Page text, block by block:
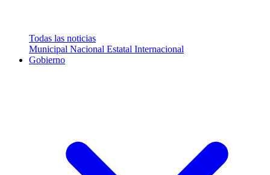
Todas las noticias
Municipal Nacional Estatal Internacional
Gobierno